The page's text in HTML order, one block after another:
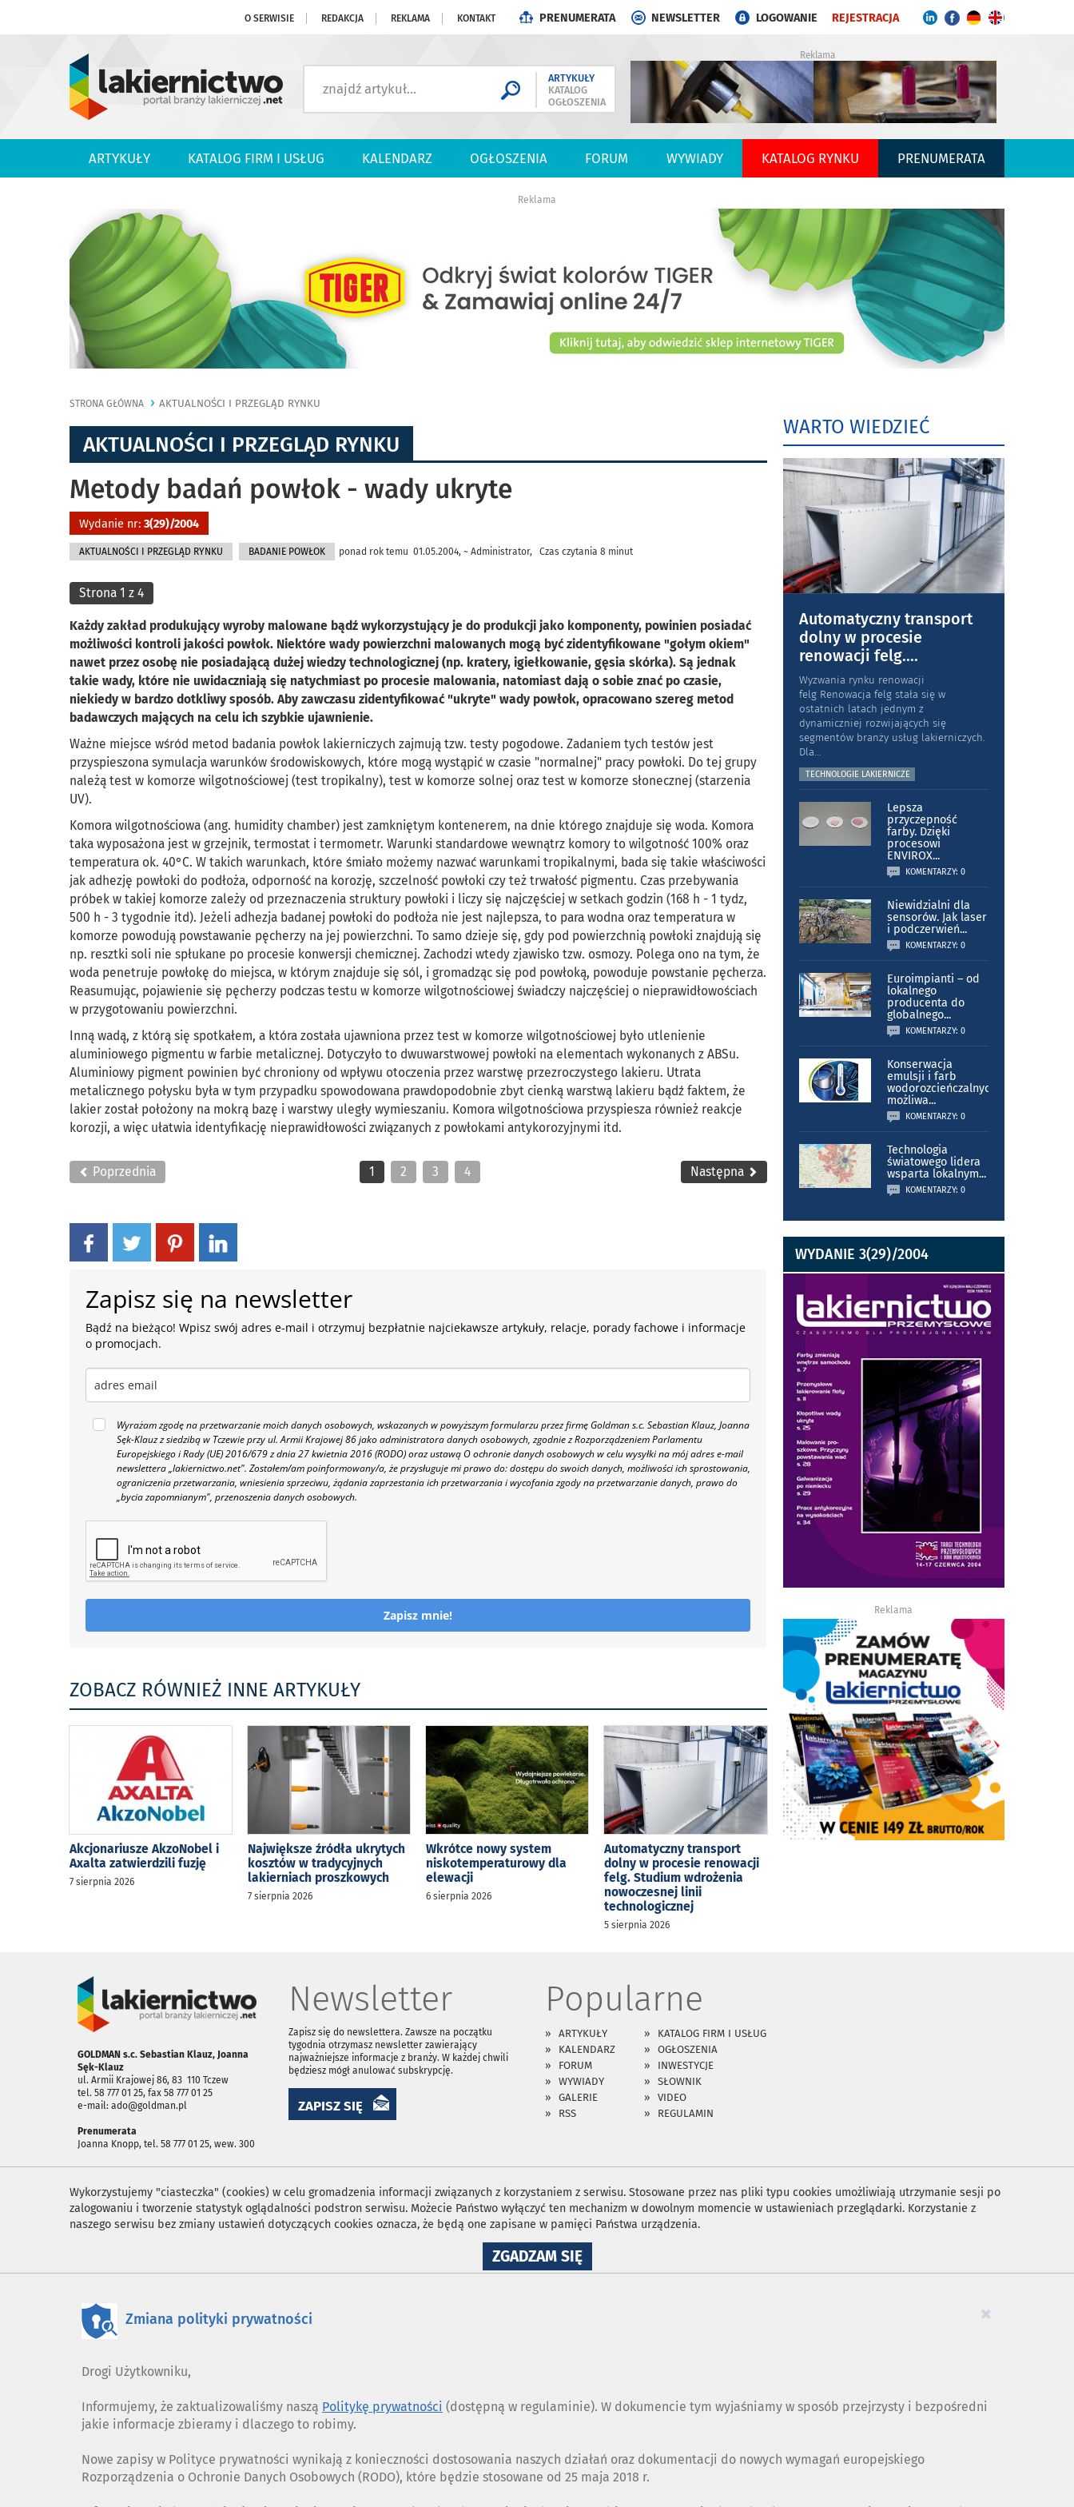
O SERWISIE REDAKCJA REKLAMA KONTAKT PRENUMERATA NEWSLETTER LOGOWANIE REJESTRACJA
ARTYKUŁY
KATALOG
OGŁOSZENIA
Reklama
ARTYKUŁY KATALOG FIRM I USŁUG KALENDARZ OGŁOSZENIA FORUM WYWIADY KATALOG RYNKU PRENUMERATA
Reklama
STRONA GŁÓWNA AKTUALNOŚCI I PRZEGLĄD RYNKU
AKTUALNOŚCI I PRZEGLĄD RYNKU
Metody badań powłok - wady ukryte
Wydanie nr: 3(29)/2004
AKTUALNOŚCI I PRZEGLĄD RYNKU BADANIE POWŁOK ponad rok temu 01.05.2004, ~ Administrator, Czas czytania 8 minut
Strona 1 z 4
Każdy zakład produkujący wyroby malowane bądź wykorzystujący je do produkcji jako komponenty, powinien posiadać
możliwości kontroli jakości powłok. Niektóre wady powierzchni malowanych mogą być zidentyfikowane "gołym okiem"
nawet przez osobę nie posiadającą dużej wiedzy technologicznej (np. kratery, igiełkowanie, gęsia skórka). Są jednak
takie wady, które nie uwidaczniają się natychmiast po procesie malowania, natomiast dają o sobie znać po czasie,
niekiedy w bardzo dotkliwy sposób. Aby zawczasu zidentyfikować "ukryte" wady powłok, opracowano szereg metod
badawczych mających na celu ich szybkie ujawnienie.
Ważne miejsce wśród metod badania powłok lakierniczych zajmują tzw. testy pogodowe. Zadaniem tych testów jest
przyspieszona symulacja warunków środowiskowych, które mogą wystąpić w czasie "normalnej" pracy powłoki. Do tej grupy
należą test w komorze wilgotnościowej (test tropikalny), test w komorze solnej oraz test w komorze słonecznej (starzenia
UV).
Komora wilgotnościowa (ang. humidity chamber) jest zamkniętym kontenerem, na dnie którego znajduje się woda. Komora
taka wyposażona jest w grzejnik, termostat i termometr. Warunki standardowe wewnątrz komory to wilgotność 100% oraz
temperatura ok. 40°C. W takich warunkach, które śmiało możemy nazwać warunkami tropikalnymi, bada się takie właściwości
jak adhezję powłoki do podłoża, odporność na korozję, szczelność powłoki czy też trwałość pigmentu. Czas przebywania
próbek w takiej komorze zależy od przeznaczenia struktury powłoki i liczy się najczęściej w setkach godzin (168 h - 1 tydz,
500 h - 3 tygodnie itd). Jeżeli adhezja badanej powłoki do podłoża nie jest najlepsza, to para wodna oraz temperatura w
komorze powodują powstawanie pęcherzy na jej powierzchni. To samo dzieje się, gdy pod powierzchnią powłoki znajdują się
np. resztki soli nie spłukane po procesie konwersji chemicznej. Zachodzi wtedy zjawisko tzw. osmozy. Polega ono na tym, że
woda penetruje powłokę do miejsca, w którym znajduje się sól, i gromadząc się pod powłoką, powoduje powstanie pęcherza.
Reasumując, pojawienie się pęcherzy podczas testu w komorze wilgotnościowej świadczy najczęściej o nieprawidłowościach
w przygotowaniu powierzchni.
Inną wadą, z którą się spotkałem, a która została ujawniona przez test w komorze wilgotnościowej było utlenienie
aluminiowego pigmentu w farbie metalicznej. Dotyczyło to dwuwarstwowej powłoki na elementach wykonanych z ABSu.
Aluminiowy pigment powinien być chroniony od wpływu otoczenia przez warstwę przezroczystego lakieru. Utrata
metalicznego połysku była w tym przypadku spowodowana prawdopodobnie zbyt cienką warstwą lakieru bądź faktem, że
lakier został położony na mokrą bazę i warstwy uległy wymieszaniu. Komora wilgotnościowa przyspiesza również reakcje
korozji, a więc ułatwia identyfikację nieprawidłowości związanych z powłokami antykorozyjnymi itd.
Poprzednia 1 2 3 4 Następna
Zapisz się na newsletter
Bądź na bieżąco! Wpisz swój adres e-mail i otrzymuj bezpłatnie najciekawsze artykuły, relacje, porady fachowe i informacje
o promocjach.
Wyrażam zgodę na przetwarzanie moich danych osobowych, wskazanych w powyższym formularzu przez firmę Goldman s.c. Sebastian Klauz, Joanna
Sęk-Klauz z siedzibą w Tczewie przy ul. Armii Krajowej 86 jako administratora danych osobowych, zgodnie z Rozporządzeniem Parlamentu
Europejskiego i Rady (UE) 2016/679 z dnia 27 kwietnia 2016 (RODO) oraz ustawą O ochronie danych osobowych w celu wysyłki na mój adres e-mail
newslettera „lakiernictwo.net". Zostałem/am poinformowany/a, że przysługuje mi prawo do: dostępu do swoich danych, możliwości ich sprostowania,
ograniczenia przetwarzania, wniesienia sprzeciwu, żądania zaprzestania ich przetwarzania i wycofania zgody na przetwarzanie danych, prawo do
„bycia zapomnianym", przenoszenia danych osobowych.
Zapisz mnie!
ZOBACZ RÓWNIEŻ INNE ARTYKUŁY
Akcjonariusze AkzoNobel i
Axalta zatwierdzili fuzję
7 sierpnia 2026
Największe źródła ukrytych
kosztów w tradycyjnych
lakierniach proszkowych
7 sierpnia 2026
Wkrótce nowy system
niskotemperaturowy dla
elewacji
6 sierpnia 2026
Automatyczny transport
dolny w procesie renowacji
felg. Studium wdrożenia
nowoczesnej linii
technologicznej
5 sierpnia 2026
WARTO WIEDZIEĆ
Automatyczny transport
dolny w procesie
renowacji felg....
Wyzwania rynku renowacji
felg Renowacja felg stała się w
ostatnich latach jednym z
dynamiczniej rozwijających się
segmentów branży usług lakierniczych.
Dla...
TECHNOLOGIE LAKIERNICZE
Lepsza
przyczepność
farby. Dzięki
procesowi
ENVIROX...
KOMENTARZY: 0
Niewidzialni dla
sensorów. Jak laser
i podczerwień...
KOMENTARZY: 0
Euroimpianti – od
lokalnego
producenta do
globalnego...
KOMENTARZY: 0
Konserwacja
emulsji i farb
wodorozcieńczalnych
możliwa...
KOMENTARZY: 0
Technologia
światowego lidera
wsparta lokalnym...
KOMENTARZY: 0
WYDANIE 3(29)/2004
Reklama
GOLDMAN s.c. Sebastian Klauz, Joanna
Sęk-Klauz
ul. Armii Krajowej 86, 83 ­ 110 Tczew
tel. 58 777 01 25, fax 58 777 01 25
e-mail: ado@goldman.pl
Prenumerata
Joanna Knopp, tel. 58 777 01 25, wew. 300
Newsletter
Zapisz się do newslettera. Zawsze na początku
tygodnia otrzymasz newsletter zawierający
najważniejsze informacje z branży. W każdej chwili
będziesz mógł anulować subskrypcję.
ZAPISZ SIĘ
Popularne
ARTYKUŁY
KATALOG FIRM I USŁUG
KALENDARZ
OGŁOSZENIA
FORUM
INWESTYCJE
WYWIADY
SŁOWNIK
GALERIE
VIDEO
RSS
REGULAMIN
Wykorzystujemy "ciasteczka" (cookies) w celu gromadzenia informacji związanych z korzystaniem z serwisu. Stosowane przez nas pliki typu cookies umożliwiają utrzymanie sesji po
zalogowaniu i tworzenie statystyk oglądalności podstron serwisu. Możecie Państwo wyłączyć ten mechanizm w dowolnym momencie w ustawieniach przeglądarki. Korzystanie z
naszego serwisu bez zmiany ustawień dotyczących cookies oznacza, że będą one zapisane w pamięci Państwa urządzenia.
ZGADZAM SIĘNA
WYKORZYSTANIE
×
Zmiana polityki prywatności
Drogi Użytkowniku,
Informujemy, że zaktualizowaliśmy naszą Politykę prywatności (dostępną w regulaminie). W dokumencie tym wyjaśniamy w sposób przejrzysty i bezpośredni
jakie informacje zbieramy i dlaczego to robimy.
Nowe zapisy w Polityce prywatności wynikają z konieczności dostosowania naszych działań oraz dokumentacji do nowych wymagań europejskiego
Rozporządzenia o Ochronie Danych Osobowych (RODO), które będzie stosowane od 25 maja 2018 r.